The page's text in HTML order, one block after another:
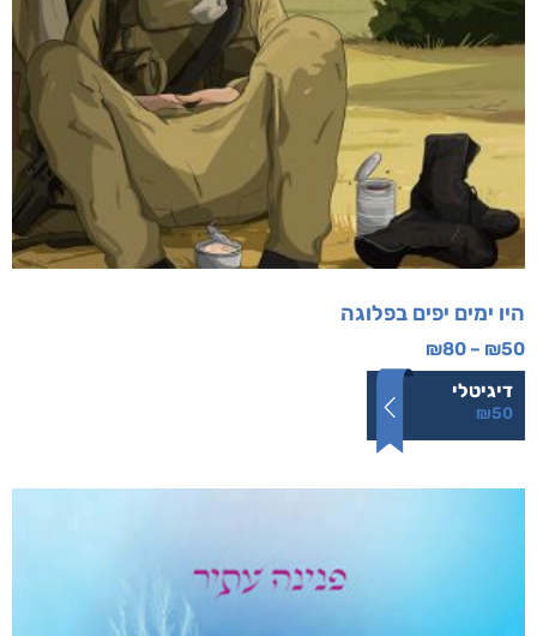
היו ימים יפים בפלוגה
₪50
–
₪80
דיגיטלי
₪50